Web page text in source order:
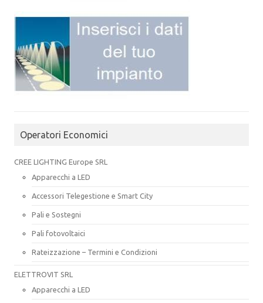
Operatori Economici
CREE LIGHTING Europe SRL
Apparecchi a LED
Accessori Telegestione e Smart City
Pali e Sostegni
Pali fotovoltaici
Rateizzazione – Termini e Condizioni
ELETTROVIT SRL
Apparecchi a LED